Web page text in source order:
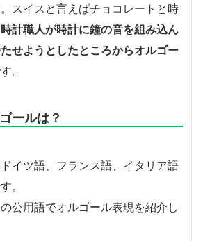
スイスと言えばチョコレートと時
時計職人が時計に鐘の音を組み込ん
せようとしたところからオルゴー
。
ールは？
イツ語、フランス語、イタリア語
。
公用語でオルゴール表現を紹介し